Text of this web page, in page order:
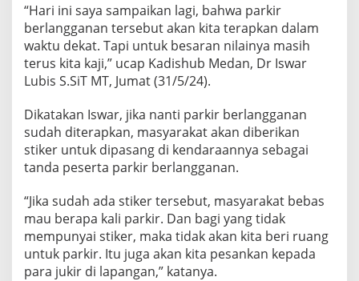
a
n
,
J
u
k
r
D
i
g
a
i
U
M
K
“Hari ini saya sampaikan lagi, bahwa parkir
berlangganan tersebut akan kita terapkan dalam
waktu dekat. Tapi untuk besaran nilainya masih
terus kita kaji,” ucap Kadishub Medan, Dr Iswar
Lubis S.SiT MT, Jumat (31/5/24).
Dikatakan Iswar, jika nanti parkir berlangganan
sudah diterapkan, masyarakat akan diberikan
stiker untuk dipasang di kendaraannya sebagai
tanda peserta parkir berlangganan.
“Jika sudah ada stiker tersebut, masyarakat bebas
mau berapa kali parkir. Dan bagi yang tidak
mempunyai stiker, maka tidak akan kita beri ruang
untuk parkir. Itu juga akan kita pesankan kepada
para jukir di lapangan,” katanya.